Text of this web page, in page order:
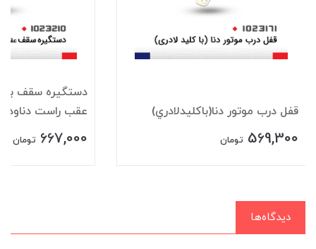
قفل درب موتور دنا(باکليدلادري)
569,300 تومان
دستگيره سقف
عقب راست
667,000 تومان
دیدگاه‌ها